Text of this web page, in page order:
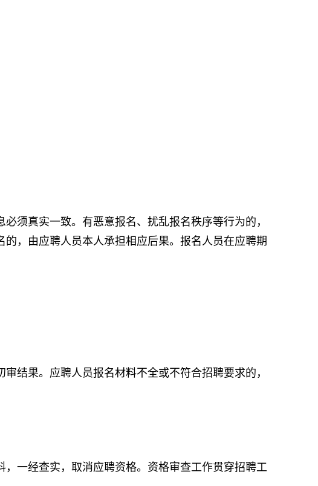
真实一致。有恶意报名、扰乱报名秩序等行为的，
，由应聘人员本人承担相应后果。报名人员在应聘期
果。应聘人员报名材料不全或不符合招聘要求的，
一经查实，取消应聘资格。资格审查工作贯穿招聘工